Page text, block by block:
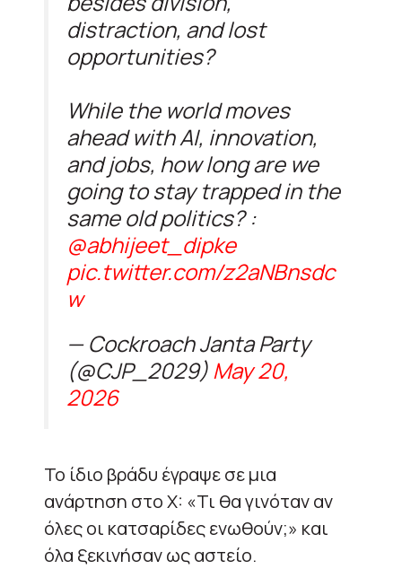
distraction, and lost
opportunities?
While the world moves
ahead with AI, innovation,
and jobs, how long are we
going to stay trapped in the
same old politics? :
@abhijeet_dipke
pic.twitter.com/z2aNBnsdc
w
— Cockroach Janta Party
(@CJP_2029)May 20,
2026
Το ίδιο βράδυ έγραψε σε μια
ανάρτηση στο X: «Τι θα γινόταν αν
όλες οι κατσαρίδες ενωθούν;» και
όλα ξεκινήσαν ως αστείο.